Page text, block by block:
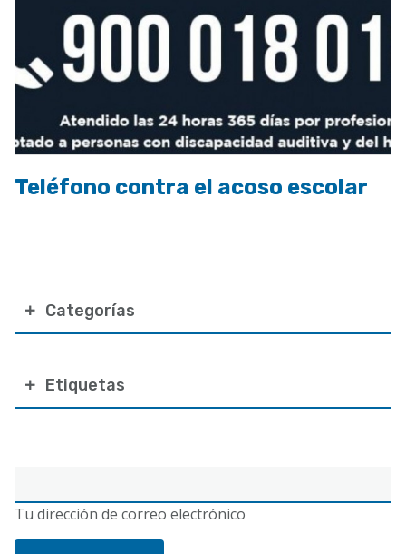
electrónico
Tu dirección de correo electrónico
Categorías
Etiquetas
Teléfono contra el acoso escolar